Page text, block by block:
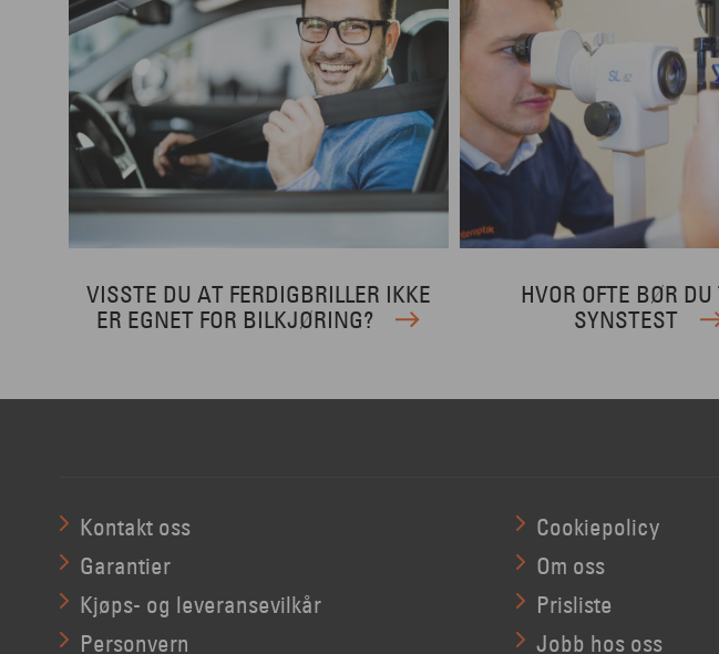
VISSTE DU AT FERDIGBRILLER IKKE
ER EGNET FOR BILKJØRING?
HVOR OFTE BØR
SYNSTEST
Kontakt oss
Garantier
Kjøps- og leveransevilkår
Personvern
Cookiepolicy
Om oss
Prisliste
Jobb hos oss